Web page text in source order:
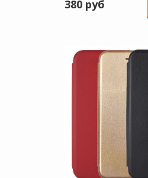
380 руб